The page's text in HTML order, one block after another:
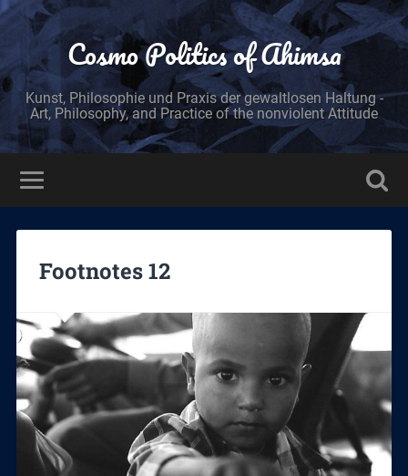
Cosmo Politics of Ahimsa
Kunst, Philosophie und Praxis der gewaltlosen Haltung -
Art, Philosophy, and Practice of the nonviolent Attitude
Footnotes 12